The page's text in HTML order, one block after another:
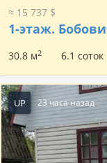
≈ 15 737 $
1-этаж.
30.8 м2 6.1 соток
UP 23 часа назад